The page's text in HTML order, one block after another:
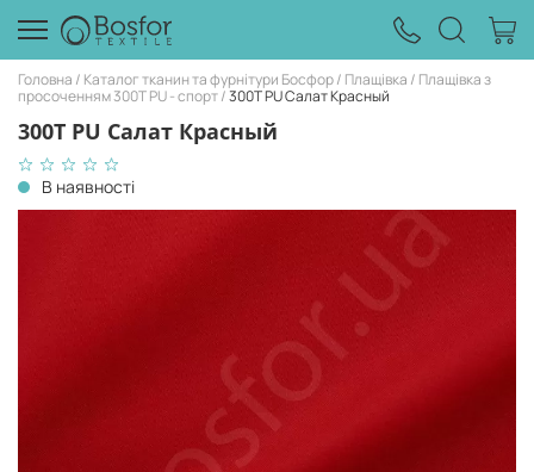
Головна Каталог тканин та фурнітури Босфор Плащівка
Плащівка з
просоченням 300Т PU - спорт 300Т PU Салат Красный
300Т PU Салат Красный
В наявності